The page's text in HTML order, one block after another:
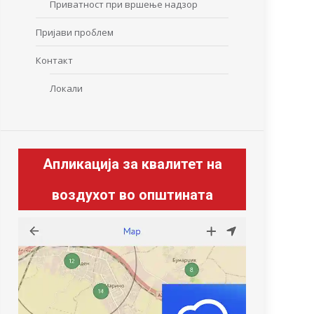
Приватност при вршење надзор
Пријави проблем
Контакт
Локали
Апликација за квалитет на
воздухот во општината